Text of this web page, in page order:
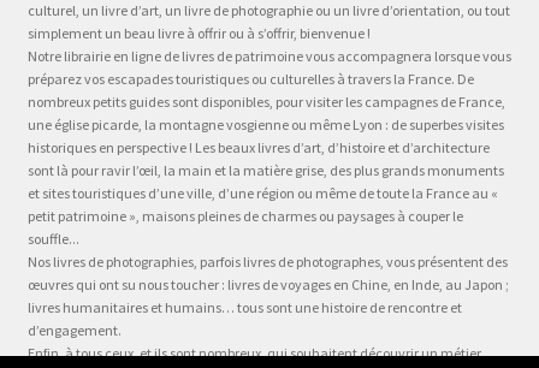
culturel, un livre d’art, un livre de photographie ou un livre d’orientation, ou tout
simplement un beau livre à offrir ou à s’offrir, bienvenue !
Notre librairie en ligne de livres de patrimoine vous accompagnera lorsque vous
préparez vos escapades touristiques ou culturelles à travers la France. De
nombreux petits guides sont disponibles, pour visiter les campagnes de France,
une église picarde, la montagne vosgienne ou même Lyon : de superbes visites
historiques en perspective ! Les beaux livres d’art, d’histoire et d’architecture
sont là pour ravir l’œil, la main et la matière grise, des plus grands monuments
et sites touristiques d’une ville, d’une région ou même de toute la France au «
petit patrimoine », maisons pleines de charmes ou paysages à couper le
souffle...
Nos livres de photographies, parfois livres de photographes, vous présentent des
œuvres qui ont su nous toucher : livres de voyages en Chine, en Inde, au Japon ;
livres humanitaires et humains… tous sont une histoire de rencontre et
d’engagement.
Enfin, à tous ceux, et ils sont nombreux, qui souhaitent découvrir un métier,